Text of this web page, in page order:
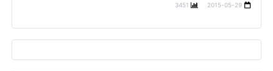
2015-05-29
3451